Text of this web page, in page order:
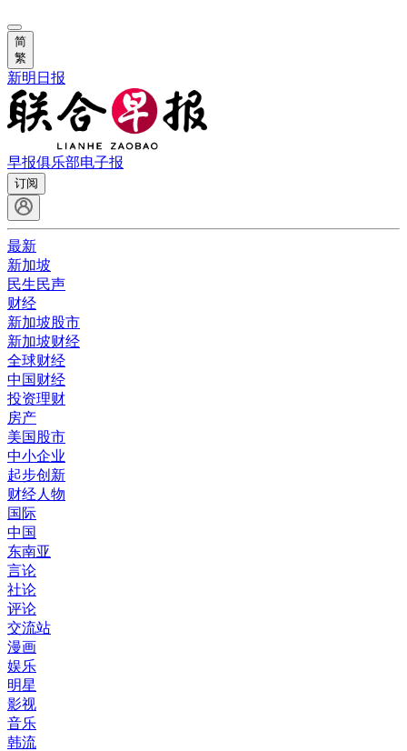
简
繁
新明日报
早报俱乐部电子报
订阅
最新
新加坡
民生民声
财经
新加坡股市
新加坡财经
全球财经
中国财经
投资理财
房产
美国股市
中小企业
起步创新
财经人物
国际
中国
东南亚
言论
社论
评论
交流站
漫画
娱乐
明星
影视
音乐
韩流